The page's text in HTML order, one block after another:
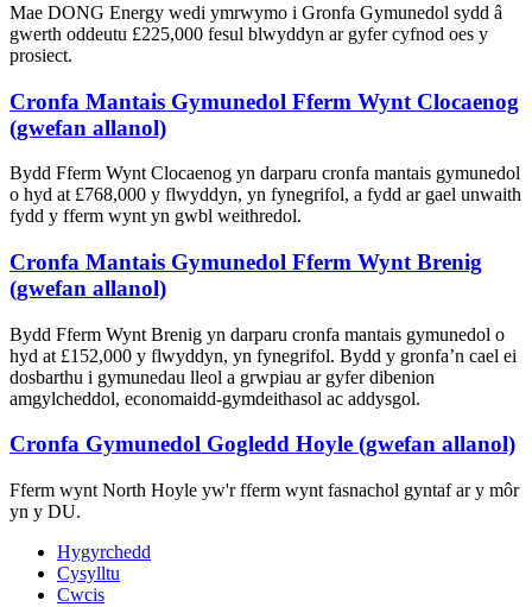
Mae DONG Energy wedi ymrwymo i Gronfa Gymunedol sydd â
gwerth oddeutu £225,000 fesul blwyddyn ar gyfer cyfnod oes y
prosiect.
Cronfa Mantais Gymunedol Fferm Wynt Clocaenog
(gwefan allanol)
Bydd Fferm Wynt Clocaenog yn darparu cronfa mantais gymunedol
o hyd at £768,000 y flwyddyn, yn fynegrifol, a fydd ar gael unwaith
fydd y fferm wynt yn gwbl weithredol.
Cronfa Mantais Gymunedol Fferm Wynt Brenig
(gwefan allanol)
Bydd Fferm Wynt Brenig yn darparu cronfa mantais gymunedol o
hyd at £152,000 y flwyddyn, yn fynegrifol. Bydd y gronfa’n cael ei
dosbarthu i gymunedau lleol a grwpiau ar gyfer dibenion
amgylcheddol, economaidd-gymdeithasol ac addysgol.
Cronfa Gymunedol Gogledd Hoyle (gwefan allanol)
Fferm wynt North Hoyle yw'r fferm wynt fasnachol gyntaf ar y môr
yn y DU.
Hygyrchedd
Cysylltu
Cwcis